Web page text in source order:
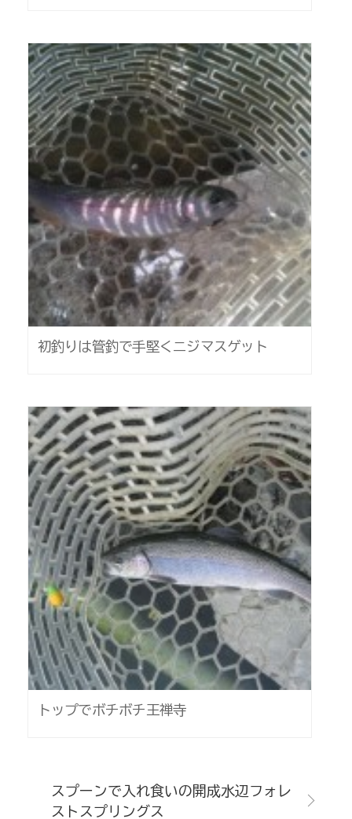
初釣りは管釣で手堅くニジマスゲット
トップでボチボチ王禅寺
スプーンで入れ食いの開成水辺フォレ
ストスプリングス